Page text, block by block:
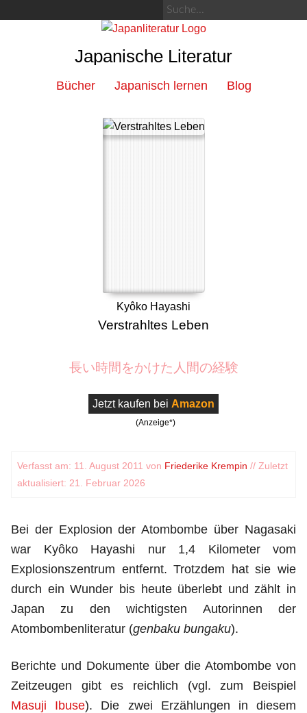
Japanische Literatur
Bücher Japanisch lernen Blog
Kyôko Hayashi
Verstrahltes Leben
長い時間をかけた人間の経験
Jetzt kaufen bei Amazon
(Anzeige*)
Verfasst am: 11. August 2011 von Friederike Krempin // Zuletzt
aktualisiert: 21. Februar 2026
Bei der Explosion der Atombombe über Nagasaki
war Kyôko Hayashi nur 1,4 Kilometer vom
Explosionszentrum entfernt. Trotzdem hat sie wie
durch ein Wunder bis heute überlebt und zählt in
Japan zu den wichtigsten Autorinnen der
Atombombenliteratur (genbaku bungaku).
Berichte und Dokumente über die Atombombe von
Zeitzeugen gibt es reichlich (vgl. zum Beispiel
Masuji Ibuse). Die zwei Erzählungen in diesem